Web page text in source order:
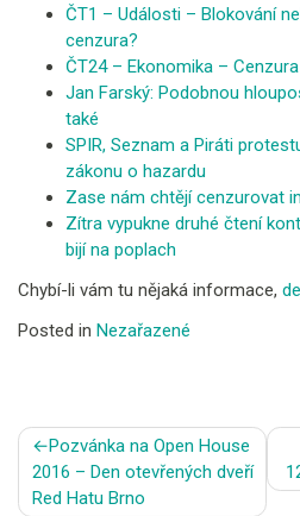
ČT1 – Události – Blokování
cenzura?
ČT24 – Ekonomika –
Jan Farský: Podobnou
také
SPIR, Seznam a Piráti
zákonu o hazardu
Zase nám chtějí cenzurovat
Zítra vypukne druhé čtení
bijí na poplach
Chybí-li vám tu nějaká informace,
Posted in Nezařazené
Navigace
pro
příspěvek
Pozvánka na Open House
2016 – Den otevřených dveří
Red Hatu Brno